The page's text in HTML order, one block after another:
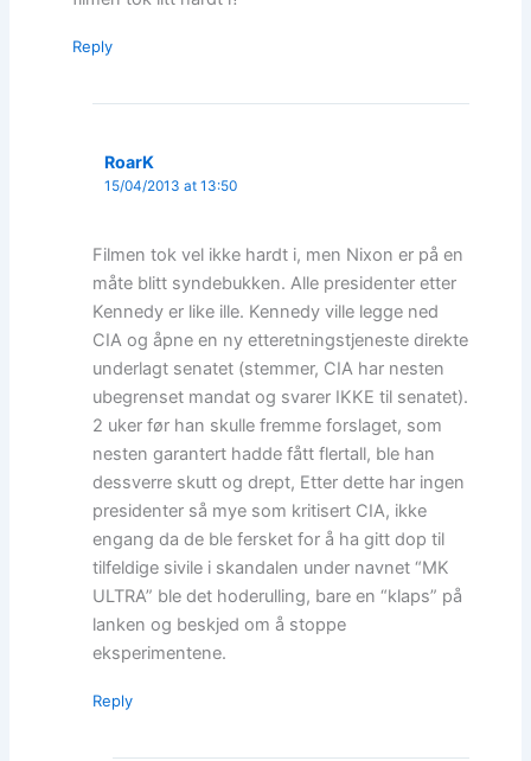
Reply
RoarK
15/04/2013 at 13:50
Filmen tok vel ikke hardt i, men Nixon er på en
måte blitt syndebukken. Alle presidenter etter
Kennedy er like ille. Kennedy ville legge ned
CIA og åpne en ny etteretningstjeneste direkte
underlagt senatet (stemmer, CIA har nesten
ubegrenset mandat og svarer IKKE til senatet).
2 uker før han skulle fremme forslaget, som
nesten garantert hadde fått flertall, ble han
dessverre skutt og drept, Etter dette har ingen
presidenter så mye som kritisert CIA, ikke
engang da de ble fersket for å ha gitt dop til
tilfeldige sivile i skandalen under navnet “MK
ULTRA” ble det hoderulling, bare en “klaps” på
lanken og beskjed om å stoppe
eksperimentene.
Reply